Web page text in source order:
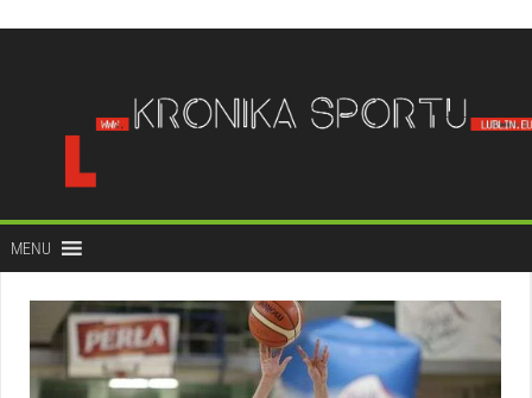
treści
MENU